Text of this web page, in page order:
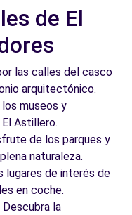
de El
las calles del casco
arquitectónico.
museos y
Astillero.
de los parques y
naturaleza.
lugares de interés de
en coche.
Descubra la